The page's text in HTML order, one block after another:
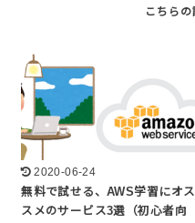
2020-06-24
無料で試せる、AWS学習にオス
スメのサービス3選（初心者向